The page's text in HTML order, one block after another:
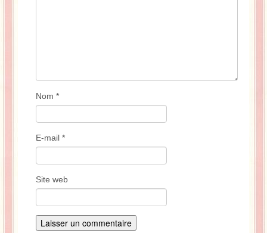
Nom *
E-mail *
Site web